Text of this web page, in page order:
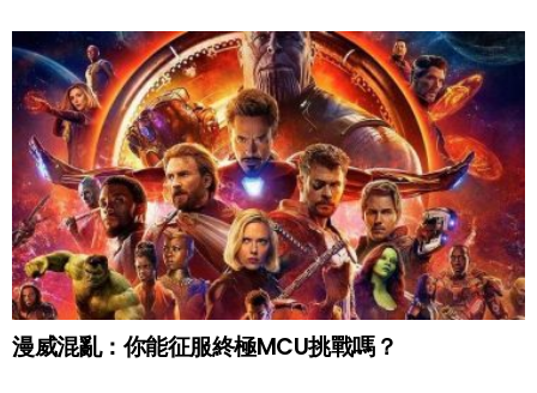
漫威混亂：你能征服終極MCU挑戰嗎？